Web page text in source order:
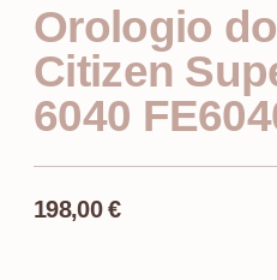
Orologio
Citizen
6040
198,00€